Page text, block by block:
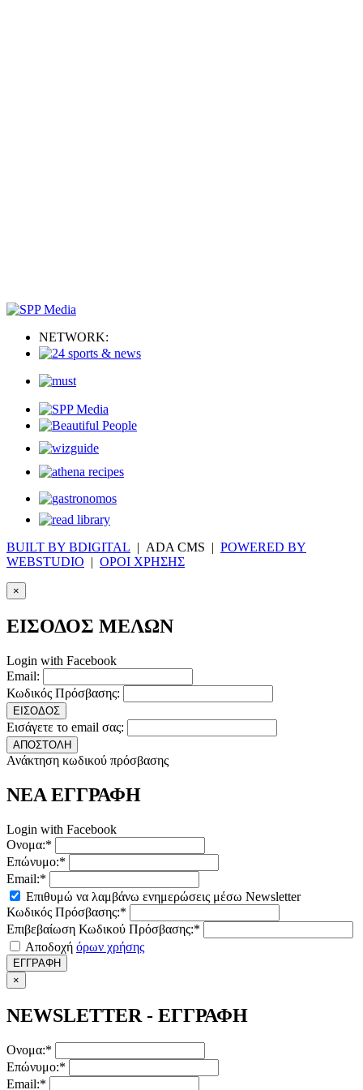
NETWORK:
BUILT BY BDIGITAL | ADA CMS | POWERED BY
WEBSTUDIO | ΟΡΟΙ ΧΡΗΣΗΣ
×
ΕΙΣΟΔΟΣ ΜΕΛΩΝ
Login with Facebook
Email:
Κωδικός Πρόσβασης:
ΕΙΣΟΔΟΣ
Εισάγετε το email σας:
ΑΠΟΣΤΟΛΗ
Ανάκτηση κωδικού πρόσβασης
ΝΕΑ ΕΓΓΡΑΦΗ
Login with Facebook
Ονομα:*
Επώνυμο:*
Email:*
Επιθυμώ να λαμβάνω ενημερώσεις μέσω Newsletter
Κωδικός Πρόσβασης:*
Επιβεβαίωση Κωδικού Πρόσβασης:*
Αποδοχή όρων χρήσης
ΕΓΓΡΑΦΗ
×
NEWSLETTER - ΕΓΓΡΑΦΗ
Ονομα:*
Επώνυμο:*
Email:*